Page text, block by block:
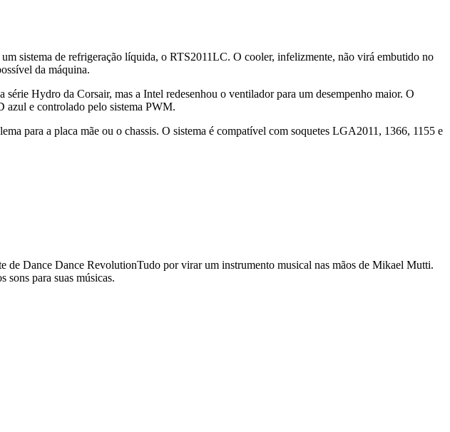
sistema de refrigeração líquida, o RTS2011LC. O cooler, infelizmente, não virá embutido no
da máquina.
Hydro da Corsair, mas a Intel redesenhou o ventilador para um desempenho maior. O
azul e controlado pelo sistema PWM.
para a placa mãe ou o chassis. O sistema é compatível com soquetes LGA2011, 1366, 1155 e
Dance Dance RevolutionTudo por virar um instrumento musical nas mãos de Mikael Mutti.
sons para suas músicas.